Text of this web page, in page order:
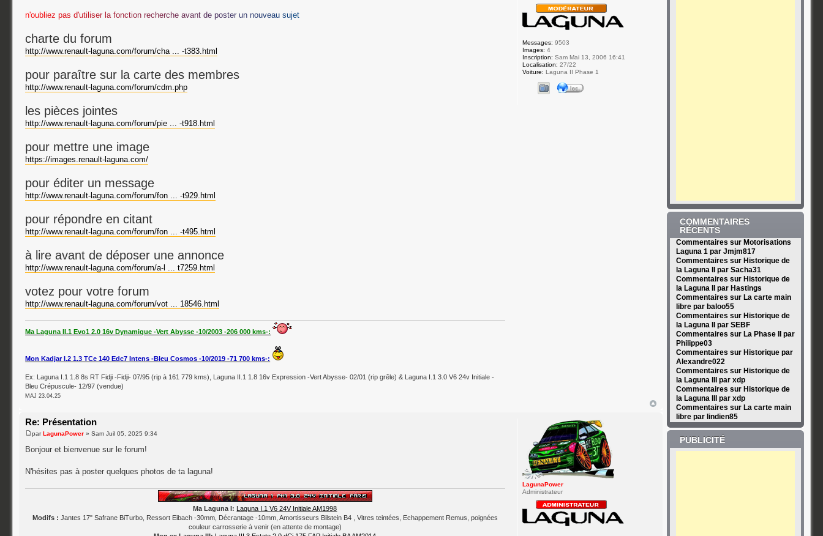
n'oub liez pas d'uti liser la fonction rec herc he avant de poster un nouveau sujet
charte du forum
http://www.renault-laguna.com/forum/cha ... -t383.html
pour paraître sur la carte des membres
http://www.renault-laguna.com/forum/cdm.php
les pièces jointes
http://www.renault-laguna.com/forum/pie ... -t918.html
pour mettre une image
https://images.renault-laguna.com/
pour éditer un message
http://www.renault-laguna.com/forum/fon ... -t929.html
pour répondre en citant
http://www.renault-laguna.com/forum/fon ... -t495.html
à lire avant de déposer une annonce
http://www.renault-laguna.com/forum/a-l ... t7259.html
votez pour votre forum
http://www.renault-laguna.com/forum/vot ... 18546.html
Ma Laguna II.1 Evo1 2.0 16v Dynamique -Vert Abysse -10/2003 -206 000 kms-:
Mon Kadjar I.2 1.3 TCe 140 Edc7 Intens -Bleu Cosmos -10/2019 -71 700 kms-:
Ex: Laguna I.1 1.8 8s RT Fidji -Fidji- 07/95 (rip à 161 779 kms), Laguna II.1 1.8 16v Expression -Vert Abysse- 02/01 (rip grêle) & Laguna I.1 3.0 V6 24v Initiale -
Bleu Crépuscule- 12/97 (vendue)
MAJ 23.04.25
Messages: 9503
Images: 4
Inscription: Sam Mai 13, 2006 16:41
Localisation: 27/22
Voiture: Laguna II Phase 1
Re: Présentation
parLagunaPower » Sam Juil 05, 2025 9:34
Bonjour et bienvenue sur le forum!
N'hésites pas à poster quelques photos de ta laguna!
Ma Laguna I: Laguna I.1 V6 24V Initiale AM1998
Modifs : Jantes 17" Safrane BiTurbo, Ressort Eibach -30mm, Décrantage -10mm, Amortisseurs Bilstein B4 , Vitres teintées, Echappement Remus, poignées
couleur carrosserie à venir (en attente de montage)
LagunaPower
Administrateur
COMMENTAIRES
RÉCENTS
Commentaires sur Motorisations
Laguna 1 par Jmjm817
Commentaires sur Historique de
la Laguna II par Sacha31
Commentaires sur Historique de
la Laguna II par Hastings
Commentaires sur La carte main
libre par baloo55
Commentaires sur Historique de
la Laguna II par SEBF
Commentaires sur La Phase II par
Philippe03
Commentaires sur Historique par
Alexandre022
Commentaires sur Historique de
la Laguna III par xdp
Commentaires sur Historique de
la Laguna III par xdp
Commentaires sur La carte main
libre par lindien85
PUBLICITÉ